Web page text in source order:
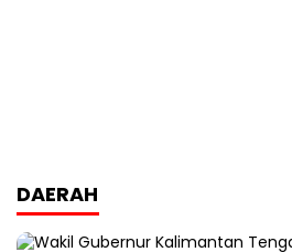
DAERAH